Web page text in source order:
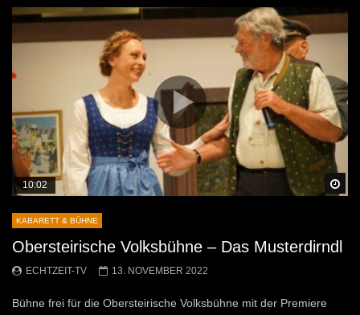
10:02
KABARETT & BÜHNE
Obersteirische Volksbühne – Das Musterdirndl
ECHTZEIT-TV 13. NOVEMBER 2022
Bühne frei für die Obersteirische Volksbühne mit der Premiere